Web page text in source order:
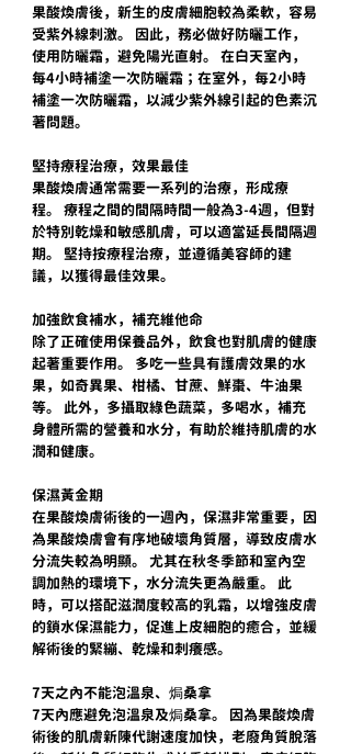
果酸煥膚後，新生的皮膚細胞較為柔軟，容易
受紫外線刺激。 因此，務必做好防曬工作，
使用防曬霜，避免陽光直射。 在白天室內，
每4小時補塗一次防曬霜；在室外，每2小時
補塗一次防曬霜，以減少紫外線引起的色素沉
著問題。
堅持療程治療，效果最佳
果酸煥膚通常需要一系列的治療，形成療
程。 療程之間的間隔時間一般為3-4週，但對
於特別乾燥和敏感肌膚，可以適當延長間隔週
期。 堅持按療程治療，並遵循美容師的建
議，以獲得最佳效果。
加強飲食補水，補充維他命
除了正確使用保養品外，飲食也對肌膚的健康
起著重要作用。 多吃一些具有護膚效果的水
果，如奇異果、柑橘、甘蔗、鮮棗、牛油果
等。 此外，多攝取綠色蔬菜，多喝水，補充
身體所需的營養和水分，有助於維持肌膚的水
潤和健康。
保濕黃金期
在果酸煥膚術後的一週內，保濕非常重要，因
為果酸煥膚會有序地破壞角質層，導致皮膚水
分流失較為明顯。 尤其在秋冬季節和室內空
調加熱的環境下，水分流失更為嚴重。 此
時，可以搭配滋潤度較高的乳霜，以增強皮膚
的鎖水保濕能力，促進上皮細胞的癒合，並緩
解術後的緊繃、乾燥和刺癢感。
7天之內不能泡溫泉、焗桑拿
7天內應避免泡溫泉及焗桑拿。 因為果酸煥膚
術後的肌膚新陳代謝速度加快，老廢角質脫落